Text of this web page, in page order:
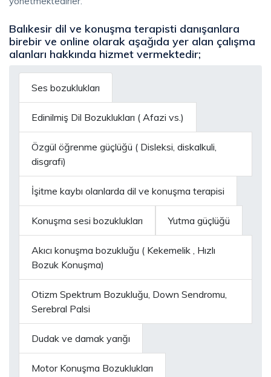
Balıkesir dil ve konuşma terapisti danışanlara
birebir ve online olarak aşağıda yer alan çalışma
alanları hakkında hizmet vermektedir;
Ses bozuklukları
Edinilmiş Dil Bozuklukları ( Afazi vs.)
Özgül öğrenme güçlüğü ( Disleksi, diskalkuli,
disgrafi)
İşitme kaybı olanlarda dil ve konuşma terapisi
Konuşma sesi bozuklukları Yutma güçlüğü
Akıcı konuşma bozukluğu ( Kekemelik , Hızlı
Bozuk Konuşma)
Otizm Spektrum Bozukluğu, Down Sendromu,
Serebral Palsi
Dudak ve damak yarığı
Motor Konuşma Bozuklukları